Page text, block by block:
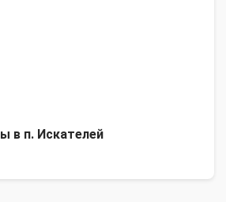
в п. Искателей